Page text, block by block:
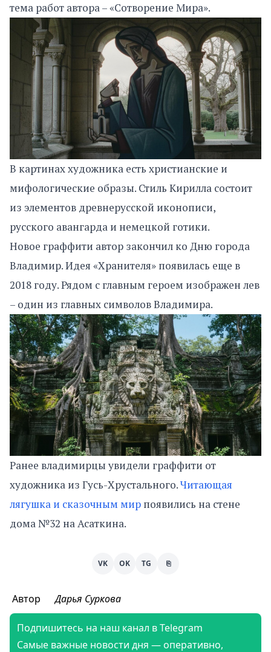
тема работ автора – «Сотворение Мира».
В картинах художника есть христианские и
мифологические образы. Стиль Кирилла состоит
из элементов древнерусской иконописи,
русского авангарда и немецкой готики.
Новое граффити автор закончил ко Дню города
Владимир. Идея «Хранителя» появилась еще в
2018 году. Рядом с главным героем изображен лев
– один из главных символов Владимира.
Ранее владимирцы увидели граффити от
художника из Гусь-Хрустального.Читающая
лягушка и сказочным мир появились на стене
дома №32 на Асаткина.
VK OK TG ⎘
Автор Дарья Суркова
Подпишитесь на наш канал в Telegram
Самые важные новости дня — оперативно,